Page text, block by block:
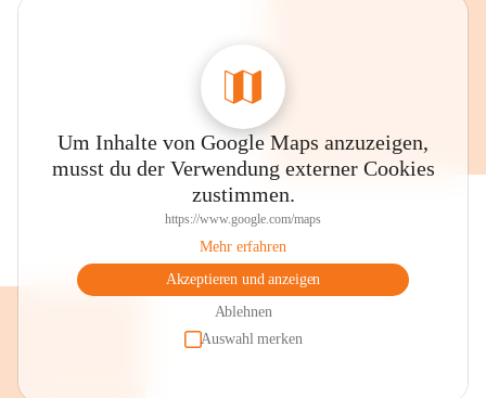
Um Inhalte von Google Maps anzuzeigen,
musst du der Verwendung externer Cookies
zustimmen.
https://www.google.com/maps
Mehr erfahren
Akzeptieren und anzeigen
Ablehnen
Auswahl merken